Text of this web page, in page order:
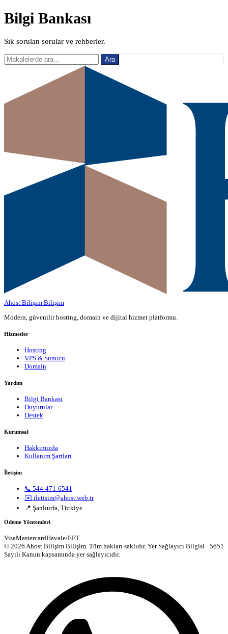
Bilgi Bankası
Sık sorulan sorular ve rehberler.
Ara
Ahost Bilişim Bilişim
Modern, güvenilir hosting, domain ve dijital hizmet platformu.
Hizmetler
Hosting
VPS & Sunucu
Domain
Yardım
Bilgi Bankası
Duyurular
Destek
Kurumsal
Hakkımızda
Kullanım Şartları
İletişim
📞 544-471-6541
✉️ iletisim@ahost.web.tr
📍 Şanlıurfa, Türkiye
Ödeme Yöntemleri
VisaMastercardHavale/EFT
© 2026 Ahost Bilişim Bilişim. Tüm hakları saklıdır. Yer Sağlayıcı Bilgisi · 5651
Sayılı Kanun kapsamında yer sağlayıcıdır.